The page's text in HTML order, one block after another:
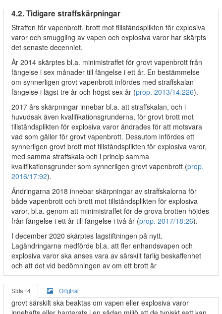
4.2. Tidigare straffskärpningar
Straffen för vapenbrott, brott mot tillståndsplikten för explosiva
varor och smuggling av vapen och explosiva varor har skärpts
det senaste decenniet.
År 2014 skärptes bl.a. minimistraffet för grovt vapenbrott från
fängelse i sex månader till fängelse i ett år. En bestämmelse
om synnerligen grovt vapenbrott infördes med straffskalan
fängelse i lägst tre år och högst sex år (prop. 2013/14:226).
2017 års skärpningar innebar bl.a. att straffskalan, och i
huvudsak även kvalifikationsgrunderna, för grovt brott mot
tillståndsplikten för explosiva varor ändrades för att motsvara
vad som gäller för grovt vapenbrott. Dessutom infördes ett
synnerligen grovt brott mot tillståndsplikten för explosiva varor,
med samma straffskala och i princip samma
kvalifikationsgrunder som synnerligen grovt vapenbrott (prop.
2016/17:92).
Ändringarna 2018 innebar skärpningar av straffskalorna för
både vapenbrott och brott mot tillståndsplikten för explosiva
varor, bl.a. genom att minimistraffet för de grova brotten höjdes
från fängelse i ett år till fängelse i två år (prop. 2017/18:26).
I december 2020 skärptes lagstiftningen på nytt.
Lagändringarna medförde bl.a. att fler enhandsvapen och
explosiva varor ska anses vara av särskilt farlig beskaffenhet
och att det vid bedömningen av om ett brott är
Sida 14 Original
grovt särskilt ska beaktas om vapen eller explosiva varor